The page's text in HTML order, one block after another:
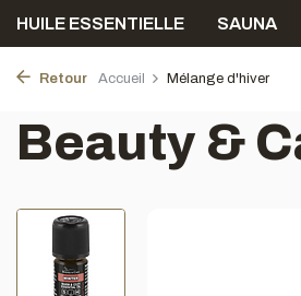
HUILE ESSENTIELLE SAUNA
Retour Accueil Mélange d'hiver
Beauty &